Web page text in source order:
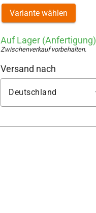
Variante wählen
Auf Lager (Anfertigung)
Zwischenverkauf vorbehalten.
Versand nach
Deutschland